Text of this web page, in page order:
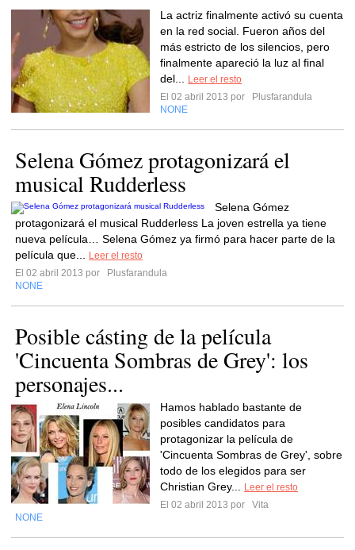
La actriz finalmente activó su cuenta
en la red social. Fueron años del
más estricto de los silencios, pero
finalmente apareció la luz al final
del...
Leer el resto
El 02 abril 2013 por
Plusfarandula
NONE
Selena Gómez protagonizará el
musical Rudderless
Selena Gómez
protagonizará el musical Rudderless La joven estrella ya tiene
nueva película… Selena Gómez ya firmó para hacer parte de la
película que...
Leer el resto
El 02 abril 2013 por
Plusfarandula
NONE
Posible cásting de la película
'Cincuenta Sombras de Grey': los
personajes...
Hamos hablado bastante de
posibles candidatos para
protagonizar la película de
'Cincuenta Sombras de Grey', sobre
todo de los elegidos para ser
Christian Grey...
Leer el resto
El 02 abril 2013 por
Vita
NONE